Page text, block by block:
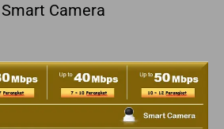
Camera